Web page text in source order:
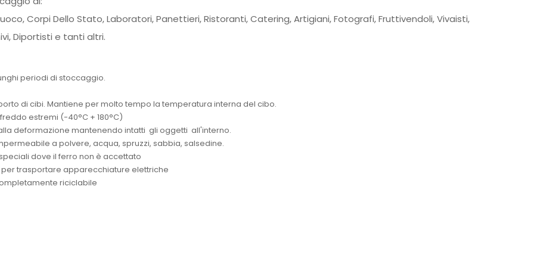
Corpi Dello Stato, Laboratori, Panettieri, Ristoranti, Catering, Artigiani, Fotografi, Fruttivendoli, Vivaisti,
Diportisti e tanti altri.
periodi di stoccaggio.
di cibi. Mantiene per molto tempo la temperatura interna del cibo.
estremi (-40°C + 180°C)
deformazione mantenendo intatti gli oggetti all'interno.
a polvere, acqua, spruzzi, sabbia, salsedine.
dove il ferro non è accettato
trasportare apparecchiature elettriche
riciclabile